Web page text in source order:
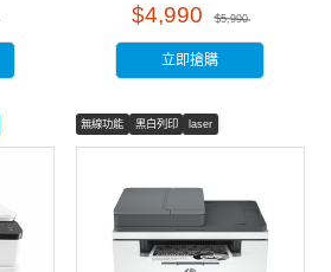
$4,990 $5,990
立即搶購
無線功能 黑白列印 laser